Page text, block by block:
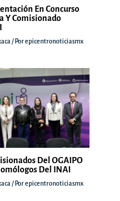
En Concurso
Y Comisionado
/ Porepicentronoticiasmx
Del OGAIPO
Del INAI
/ Porepicentronoticiasmx